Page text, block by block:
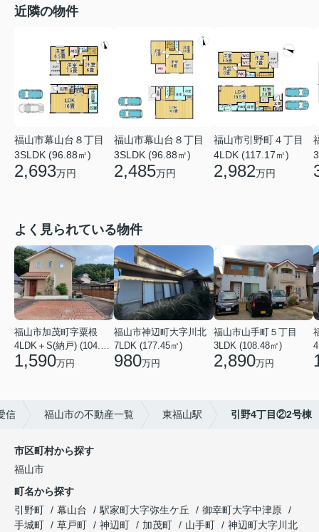
近隣の物件
福山市幕山台８丁目
3SLDK (96.88㎡)
2,693万円
福山市幕山台８丁目
3SLDK (96.88㎡)
2,485万円
福山市引野町４丁目
4LDK (117.17㎡)
2,982万円
よく見られている物件
福山市加茂町字粟根
4LDK＋S(納戸) (104.74㎡)
1,590万円
福山市神辺町大字川北
7LDK (177.45㎡)
980万円
福山市山手町５丁目
3LDK (108.48㎡)
2,890万円
信 福山市の不動産一覧 東福山駅 引野4丁目②2号棟
市区町村から探す
福山市
町名から探す
引野町
幕山台 駅家町大字弥生ケ丘
御幸町大字中津原
手城町
草戸町 神辺町 加茂町 山手町
神辺町大字川北